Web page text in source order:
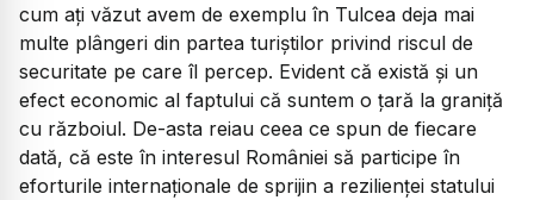
cum ați văzut avem de exemplu în Tulcea deja mai
multe plângeri din partea turiștilor privind riscul de
securitate pe care îl percep. Evident că există și un
efect economic al faptului că suntem o țară la graniță
cu războiul. De-asta reiau ceea ce spun de fiecare
dată, că este în interesul României să participe în
eforturile internaționale de sprijin a rezilienței statului